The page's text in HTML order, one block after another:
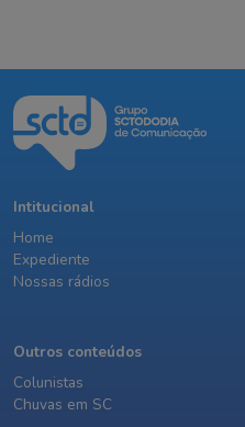
Intitucional
Home
Expediente
Nossas rádios
Outros conteúdos
Colunistas
Chuvas em SC